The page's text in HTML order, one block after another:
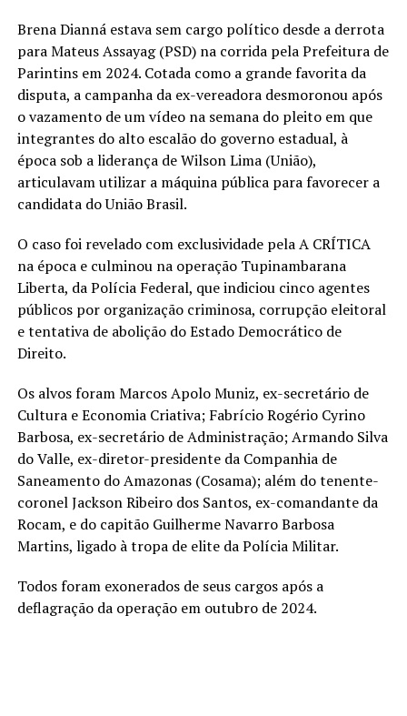
Brena Dianná estava sem cargo político desde a derrota
para Mateus Assayag (PSD) na corrida pela Prefeitura de
Parintins em 2024. Cotada como a grande favorita da
disputa, a campanha da ex-vereadora desmoronou após
o vazamento de um vídeo na semana do pleito em que
integrantes do alto escalão do governo estadual, à
época sob a liderança de Wilson Lima (União),
articulavam utilizar a máquina pública para favorecer a
candidata do União Brasil.
O caso foi revelado com exclusividade pela A CRÍTICA
na época e culminou na operação Tupinambarana
Liberta, da Polícia Federal, que indiciou cinco agentes
públicos por organização criminosa, corrupção eleitoral
e tentativa de abolição do Estado Democrático de
Direito.
Os alvos foram Marcos Apolo Muniz, ex-secretário de
Cultura e Economia Criativa; Fabrício Rogério Cyrino
Barbosa, ex-secretário de Administração; Armando Silva
do Valle, ex-diretor-presidente da Companhia de
Saneamento do Amazonas (Cosama); além do tenente-
coronel Jackson Ribeiro dos Santos, ex-comandante da
Rocam, e do capitão Guilherme Navarro Barbosa
Martins, ligado à tropa de elite da Polícia Militar.
Todos foram exonerados de seus cargos após a
deflagração da operação em outubro de 2024.